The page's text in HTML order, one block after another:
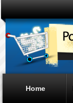
Home